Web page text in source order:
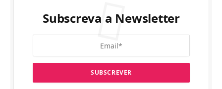
Subscreva a Newsletter